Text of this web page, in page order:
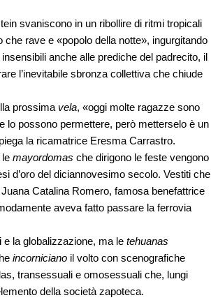
svaniscono in un ribollire di ritmi tropicali
rave e «popolo della notte», ingurgitando
anche alle prediche del padrecito, il
l’inevitabile sbronza collettiva che chiude
prossima vela, «oggi molte ragazze sono
lo possono permettere, però metterselo è un
la ricamatrice Eresma Carrastro.
mayordomas che dirigono le feste vengono
d’oro del diciannovesimo secolo. Vestiti che
Catalina Romero, famosa benefattrice
aveva fatto passare la ferrovia
la globalizzazione, ma le tehuanas
incorniciano il volto con scenografiche
transessuali e omosessuali che, lungi
della società zapoteca.